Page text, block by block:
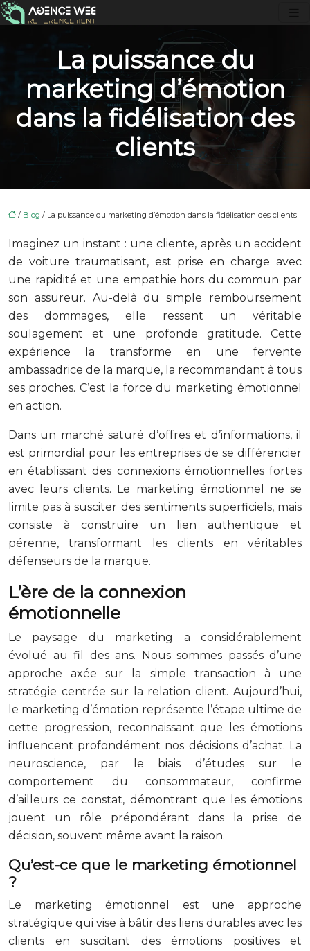
La puissance du
marketing d’émotion
dans la fidélisation des
clients
/ Blog / La puissance du marketing d’émotion dans la fidélisation des clients
Imaginez un instant : une cliente, après un accident
de voiture traumatisant, est prise en charge avec
une rapidité et une empathie hors du commun par
son assureur. Au-delà du simple remboursement
des dommages, elle ressent un véritable
soulagement et une profonde gratitude. Cette
expérience la transforme en une fervente
ambassadrice de la marque, la recommandant à tous
ses proches. C’est la force du marketing émotionnel
en action.
Dans un marché saturé d’offres et d’informations, il
est primordial pour les entreprises de se différencier
en établissant des connexions émotionnelles fortes
avec leurs clients. Le marketing émotionnel ne se
limite pas à susciter des sentiments superficiels, mais
consiste à construire un lien authentique et
pérenne, transformant les clients en véritables
défenseurs de la marque.
L’ère de la connexion
émotionnelle
Le paysage du marketing a considérablement
évolué au fil des ans. Nous sommes passés d’une
approche axée sur la simple transaction à une
stratégie centrée sur la relation client. Aujourd’hui,
le marketing d’émotion représente l’étape ultime de
cette progression, reconnaissant que les émotions
influencent profondément nos décisions d’achat. La
neuroscience, par le biais d’études sur le
comportement du consommateur, confirme
d’ailleurs ce constat, démontrant que les émotions
jouent un rôle prépondérant dans la prise de
décision, souvent même avant la raison.
Qu’est-ce que le marketing émotionnel
?
Le marketing émotionnel est une approche
stratégique qui vise à bâtir des liens durables avec les
clients en suscitant des émotions positives et